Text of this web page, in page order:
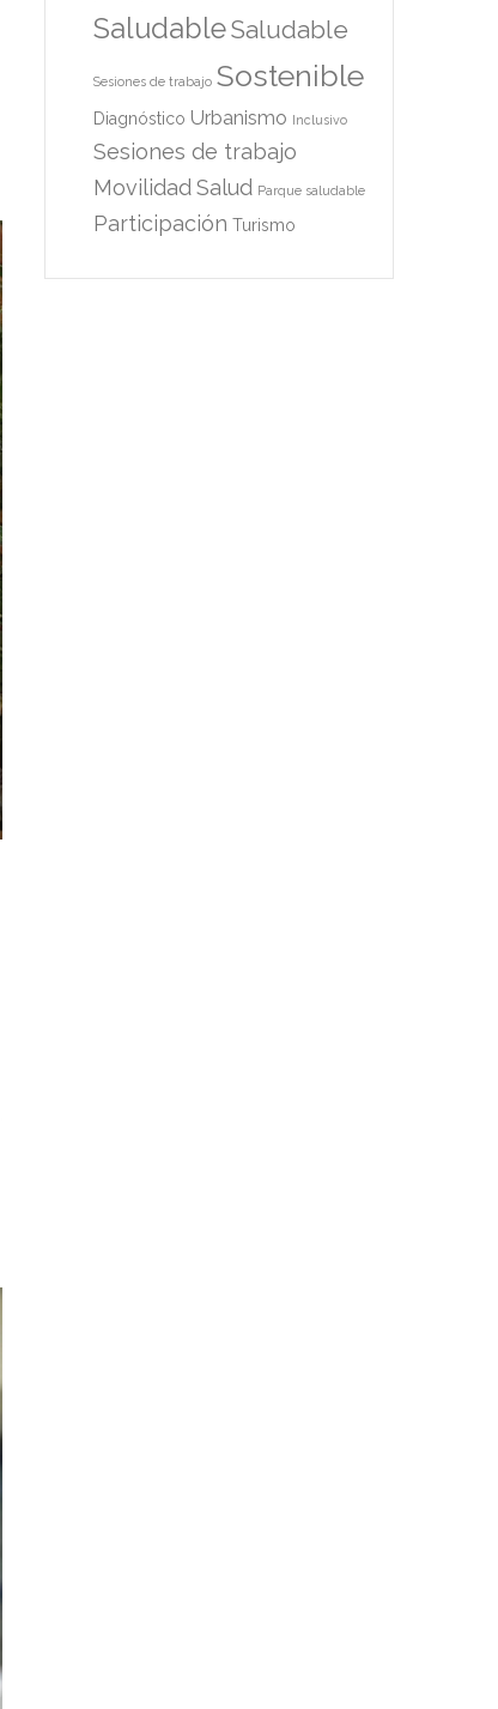
SaludableSaludable
Sesiones de trabajo Sostenible
Diagnóstico Urbanismo Inclusivo
Sesiones de trabajo
Movilidad Salud Parque saludable
Participación Turismo